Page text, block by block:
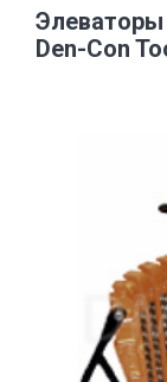
Den-Con